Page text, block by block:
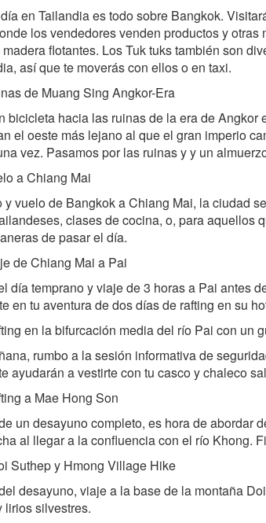
en Tailandia es todo sobre Bangkok.
los vendedores venden productos y otras
flotantes. Los Tuk tuks también son
así que te moverás con ellos o en taxi.
de Muang Sing Angkor-Era
bicicleta hacia las ruinas de la era de Angkor
el oeste más lejano al que el gran imperio
vez. Pasamos por las ruinas y y un
a Chiang Mai
y vuelo de Bangkok a Chiang Mai, la ciudad
clases de cocina, o, para aquellos
de pasar el día.
de Chiang Mai a Pai
día temprano y viaje de 3 horas a Pai antes
en tu aventura de dos días de rafting en su
en la bifurcación media del río Pai con un
rumbo a la sesión informativa de
ayudarán a vestirte con tu casco y chaleco
a Mae Hong Son
un desayuno completo, es hora de abordar
al llegar a la confluencia con el río Khong.
Suthep y Hmong Village Hike
desayuno, viaje a la base de la montaña
lirios silvestres.